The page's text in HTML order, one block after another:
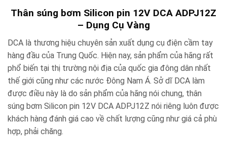
Thân súng bơm Silicon pin 12V DCA ADPJ12Z
– Dụng Cụ Vàng
DCA là thương hiệu chuyên sản xuất dụng cụ điện cầm tay
hàng đầu của Trung Quốc. Hiện nay, sản phẩm của hãng rất
phổ biến tại thị trường nội địa của quốc gia đông dân nhất
thế giới cũng như các nước Đông Nam Á. Sở dĩ DCA làm
được điều này là do sản phẩm của hãng nói chung, thân
súng bơm Silicon pin 12V DCA ADPJ12Z nói riêng luôn được
khách hàng đánh giá cao về chất lượng cũng như giá cả phù
hợp, phải chăng.